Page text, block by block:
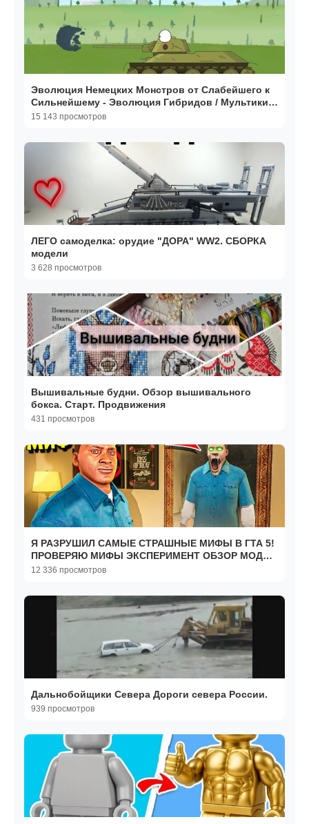
Эволюция Немецких Монстров от Слабейшего к
Сильнейшему - Эволюция Гибридов / Мультики
про танки
15 143 просмотров
ЛЕГО самоделка: орудие "ДОРА" WW2. СБОРКА
модели
3 628 просмотров
Вышивальные будни. Обзор вышивального
бокса. Старт. Продвижения
431 просмотров
Я РАЗРУШИЛ САМЫЕ СТРАШНЫЕ МИФЫ В ГТА 5!
ПРОВЕРЯЮ МИФЫ ЭКСПЕРИМЕНТ ОБЗОР МОДА
GTA 5 MODS! ГТА МОДЫ
12 336 просмотров
Дальнобойщики Севера Дороги севера России.
939 просмотров